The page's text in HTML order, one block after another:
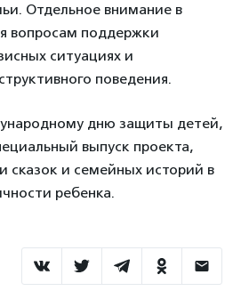
Отдельное внимание в
вопросам поддержки
ситуациях и
поведения.
дню защиты детей,
выпуск проекта,
сказок и семейных историй в
ребенка.